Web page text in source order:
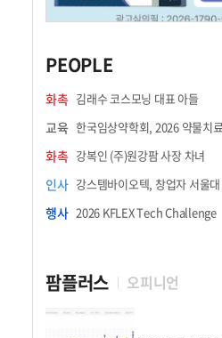
PEOPLE
화촉 김래수 코스모닝 대표 아들
교육
화촉 강복인 (주)원강팜 사장 차녀
인사
행사 2026 KFLEX Tech Challenge
팜플러스 오피니언